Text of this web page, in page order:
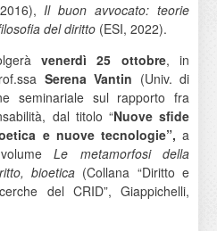
Il buon avvocato: teorie
del diritto(ESI, 2022).
venerdì 25 ottobre, in
Serena Vantin (Univ. di
seminariale sul rapporto fra
dal titolo “Nuove sfide
e nuove tecnologie”,a
Le metamorfosi della
bioetica (Collana “Diritto e
del CRID”, Giappichelli,